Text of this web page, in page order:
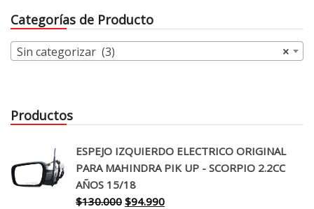
Categorías de Producto
×
Sin categorizar (3)
Productos
ESPEJO IZQUIERDO ELECTRICO ORIGINAL
PARA MAHINDRA PIK UP - SCORPIO 2.2CC
AÑOS 15/18
$130.000 El
$94.990El